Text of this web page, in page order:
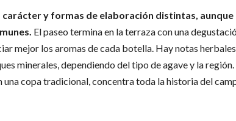
carácter y formas de elaboración distintas, aunque
El paseo termina en la terraza con una
mejor los aromas de cada botella. Hay notas
minerales, dependiendo del tipo de agave y la región.
una copa tradicional, concentra toda la historia del